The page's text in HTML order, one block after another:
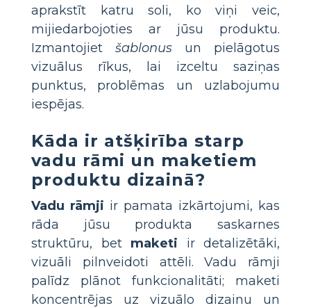
aprakstīt katru soli, ko viņi veic,
mijiedarbojoties ar jūsu produktu.
Izmantojiet šablonus un pielāgotus
vizuālus rīkus, lai izceltu saziņas
punktus, problēmas un uzlabojumu
iespējas.
Kāda ir atšķirība starp
vadu rāmi un maketiem
produktu dizainā?
Vadu rāmji ir pamata izkārtojumi, kas
rāda jūsu produkta saskarnes
struktūru, bet maketi ir detalizētāki,
vizuāli pilnveidoti attēli. Vadu rāmji
palīdz plānot funkcionalitāti; maketi
koncentrējas uz vizuālo dizainu un